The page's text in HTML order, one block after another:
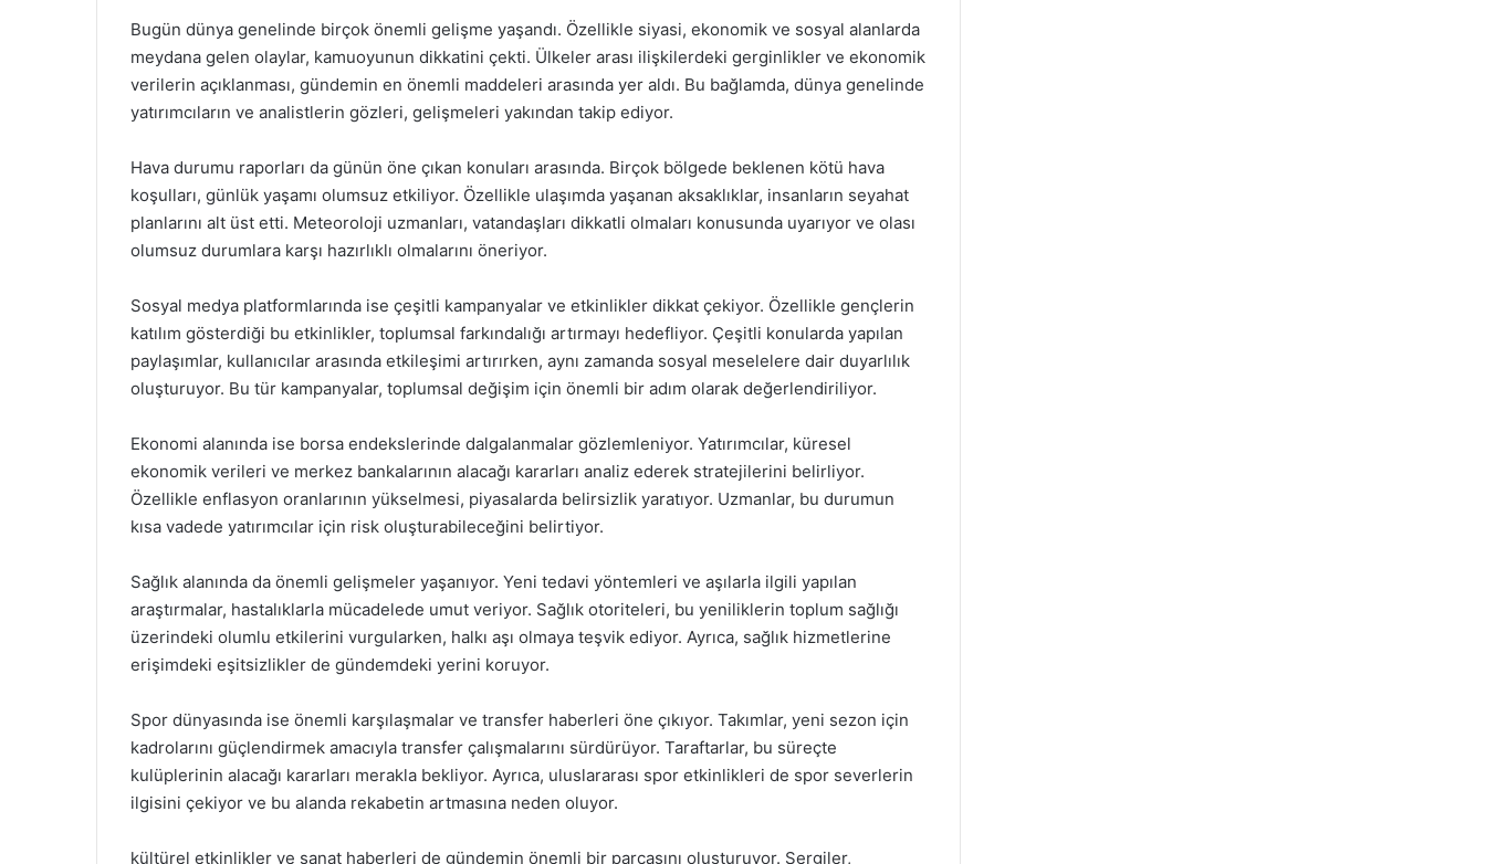
Bugün dünya genelinde birçok önemli gelişme yaşandı. Özellikle siyasi, ekonomik ve sosyal alanlarda
meydana gelen olaylar, kamuoyunun dikkatini çekti. Ülkeler arası ilişkilerdeki gerginlikler ve ekonomik
verilerin açıklanması, gündemin en önemli maddeleri arasında yer aldı. Bu bağlamda, dünya genelinde
yatırımcıların ve analistlerin gözleri, gelişmeleri yakından takip ediyor.
Hava durumu raporları da günün öne çıkan konuları arasında. Birçok bölgede beklenen kötü hava
koşulları, günlük yaşamı olumsuz etkiliyor. Özellikle ulaşımda yaşanan aksaklıklar, insanların seyahat
planlarını alt üst etti. Meteoroloji uzmanları, vatandaşları dikkatli olmaları konusunda uyarıyor ve olası
olumsuz durumlara karşı hazırlıklı olmalarını öneriyor.
Sosyal medya platformlarında ise çeşitli kampanyalar ve etkinlikler dikkat çekiyor. Özellikle gençlerin
katılım gösterdiği bu etkinlikler, toplumsal farkındalığı artırmayı hedefliyor. Çeşitli konularda yapılan
paylaşımlar, kullanıcılar arasında etkileşimi artırırken, aynı zamanda sosyal meselelere dair duyarlılık
oluşturuyor. Bu tür kampanyalar, toplumsal değişim için önemli bir adım olarak değerlendiriliyor.
Ekonomi alanında ise borsa endekslerinde dalgalanmalar gözlemleniyor. Yatırımcılar, küresel
ekonomik verileri ve merkez bankalarının alacağı kararları analiz ederek stratejilerini belirliyor.
Özellikle enflasyon oranlarının yükselmesi, piyasalarda belirsizlik yaratıyor. Uzmanlar, bu durumun
kısa vadede yatırımcılar için risk oluşturabileceğini belirtiyor.
Sağlık alanında da önemli gelişmeler yaşanıyor. Yeni tedavi yöntemleri ve aşılarla ilgili yapılan
araştırmalar, hastalıklarla mücadelede umut veriyor. Sağlık otoriteleri, bu yeniliklerin toplum sağlığı
üzerindeki olumlu etkilerini vurgularken, halkı aşı olmaya teşvik ediyor. Ayrıca, sağlık hizmetlerine
erişimdeki eşitsizlikler de gündemdeki yerini koruyor.
Spor dünyasında ise önemli karşılaşmalar ve transfer haberleri öne çıkıyor. Takımlar, yeni sezon için
kadrolarını güçlendirmek amacıyla transfer çalışmalarını sürdürüyor. Taraftarlar, bu süreçte
kulüplerinin alacağı kararları merakla bekliyor. Ayrıca, uluslararası spor etkinlikleri de spor severlerin
ilgisini çekiyor ve bu alanda rekabetin artmasına neden oluyor.
kültürel etkinlikler ve sanat haberleri de gündemin önemli bir parçasını oluşturuyor. Sergiler,